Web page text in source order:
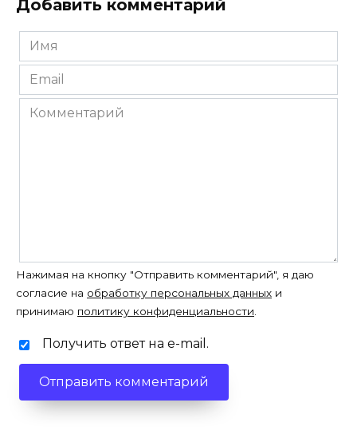
Добавить комментарий
Имя
*
Email
*
Комментарий
Нажимая на кнопку "Отправить комментарий", я даю
согласие на обработку персональных данных и
принимаю политику конфиденциальности.
Получить ответ на e-mail.